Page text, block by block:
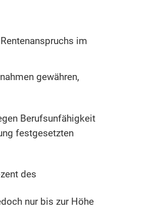
im
gewähren,
Berufsunfähigkeit
festgesetzten
des
nur bis zur Höhe